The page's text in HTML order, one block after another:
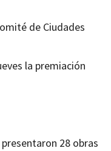
de Ciudades
la premiación
28 obras